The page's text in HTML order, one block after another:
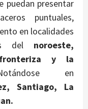
puedan presentar
puntuales,
en localidades
del noroeste,
y la
en
Santiago, La